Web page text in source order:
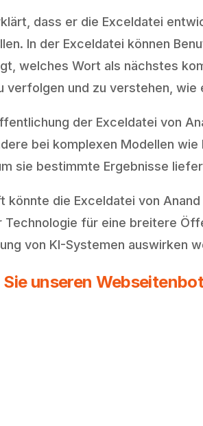
dass er die Exceldatei
In der Exceldatei können
welches Wort als nächstes
verfolgen und zu verstehen, wie
der Exceldatei von
bei komplexen Modellen
sie bestimmte Ergebnisse
könnte die Exceldatei von
Technologie für eine breitere
von KI-Systemen auswirken
unseren